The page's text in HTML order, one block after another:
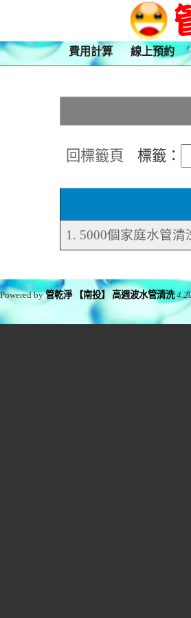
費用計算 線上預約
回標籤頁 標籤：
1. 5000個家庭水管
Powered by管乾淨 【南投】 高週波水管清洗